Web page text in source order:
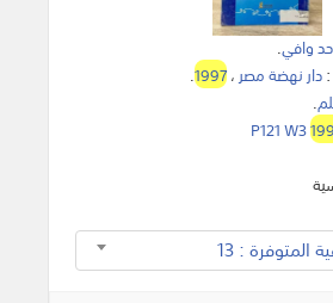
وافي.
:دار نهضة مصر ،1997
.
.
P121 W3
المتوفرة : 13